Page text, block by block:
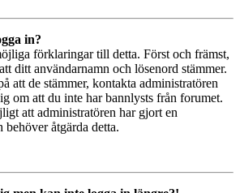
in?
förklaringar till detta. Först och främst,
ditt användarnamn och lösenord stämmer.
att de stämmer, kontakta administratören
om att du inte har bannlysts från forumet.
att administratören har gjort en
åtgärda detta.